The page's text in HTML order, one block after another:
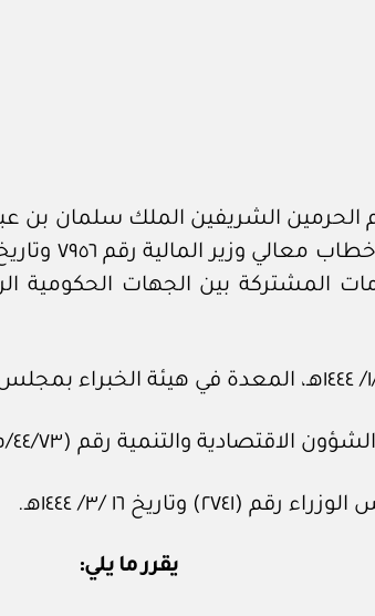
الشريفين الملك سلمان بن
المشتركة بين الجهات الحكومية
رقم (٤٤/٧٣/م) وتاريخ ٢٧ /١/ ١٤٤٤هـ.
١٦ /٣/ ١٤٤٤هـ.
يقرر ما يلي: